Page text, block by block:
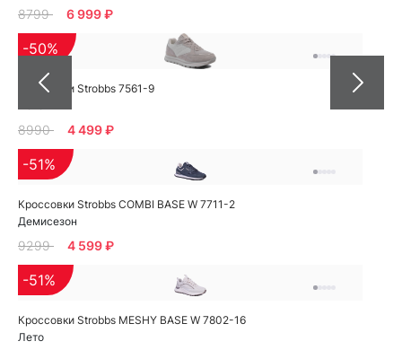
8799 6 999 ₽
Кроссовки Strobbs 7561-9
-50%
8990 4 499 ₽
Кроссовки Strobbs COMBI BASE W 7711-2
Демисезон
-51%
9299 4 599 ₽
Кроссовки Strobbs MESHY BASE W 7802-16
Лето
-51%